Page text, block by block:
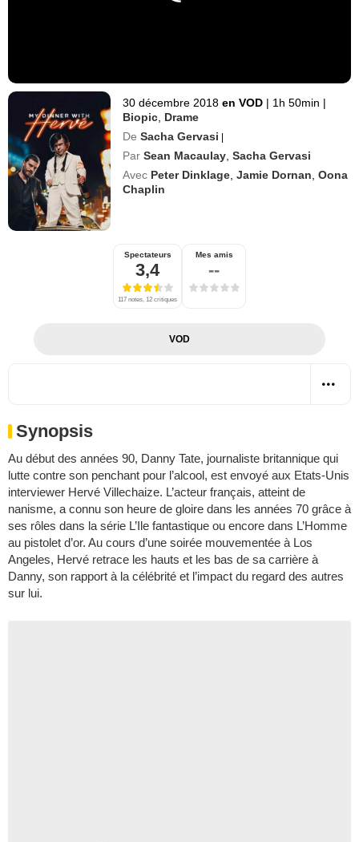
30 décembre 2018 en VOD | 1h 50min |
Biopic Drame
De Sacha Gervasi |
Par Sean Macaulay ,Sacha Gervasi
Avec Peter Dinklage ,Jamie Dornan ,Oona
Chaplin
Spectateurs
3,4
117 notes, 12 critiques
Mes amis
--
VOD
Synopsis
Au début des années 90, Danny Tate, journaliste britannique qui
lutte contre son penchant pour l’alcool, est envoyé aux Etats-Unis
interviewer Hervé Villechaize. L’acteur français, atteint de
nanisme, a connu son heure de gloire dans les années 70 grâce à
ses rôles dans la série L’Ile fantastique ou encore dans L’Homme
au pistolet d’or. Au cours d’une soirée mouvementée à Los
Angeles, Hervé retrace les hauts et les bas de sa carrière à
Danny, son rapport à la célébrité et l’impact du regard des autres
sur lui.